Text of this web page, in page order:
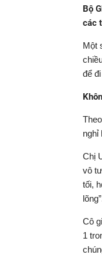
Bộ
các
Một
để
nghỉ
Chị
vô
tối,
Cô
1